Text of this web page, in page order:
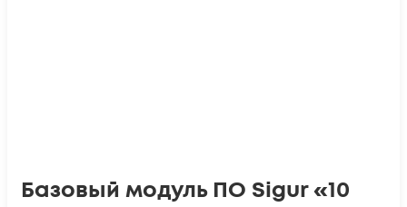
Базовый модуль ПО Sigur «10